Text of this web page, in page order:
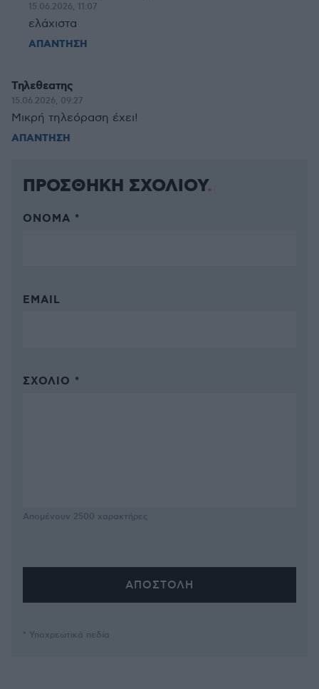
15.06.2026, 11:07
ελάχιστα
ΑΠΑΝΤΗΣΗ
Τηλεθεατης
15.06.2026, 09:27
Μικρή τηλεόραση έχει!
ΑΠΑΝΤΗΣΗ
ΠΡΟΣΘΗΚΗ ΣΧΟΛΙΟΥ
ΌΝΟΜΑ *
EMAIL
ΣΧΌΛΙΟ *
Απομένουν 2500 χαρακτήρες
* Υποχρεωτικά πεδία